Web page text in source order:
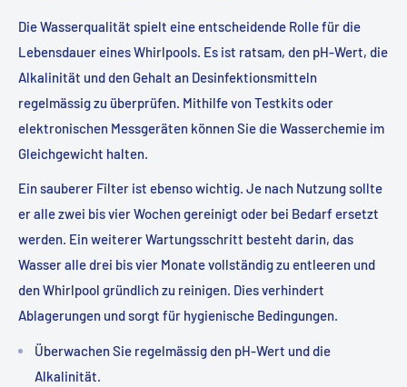
Die Wasserqualität spielt eine entscheidende Rolle für die
Lebensdauer eines Whirlpools. Es ist ratsam, den pH-Wert, die
Alkalinität und den Gehalt an Desinfektionsmitteln
regelmässig zu überprüfen. Mithilfe von Testkits oder
elektronischen Messgeräten können Sie die Wasserchemie im
Gleichgewicht halten.
Ein sauberer Filter ist ebenso wichtig. Je nach Nutzung sollte
er alle zwei bis vier Wochen gereinigt oder bei Bedarf ersetzt
werden. Ein weiterer Wartungsschritt besteht darin, das
Wasser alle drei bis vier Monate vollständig zu entleeren und
den Whirlpool gründlich zu reinigen. Dies verhindert
Ablagerungen und sorgt für hygienische Bedingungen.
Überwachen Sie regelmässig den pH-Wert und die
Alkalinität.